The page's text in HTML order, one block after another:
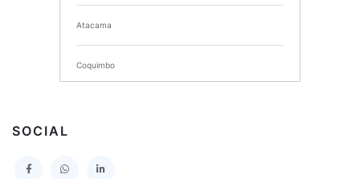
SERVICIO DE SALUD DEL MAULE HOSPITAL DE
TALCA
I MUNICIPALIDAD DE PROVIDENCIA
SERVICIO DE SALUD TALCAHUANO HOSPITAL DE
Atacama
Coquimbo
SOCIAL